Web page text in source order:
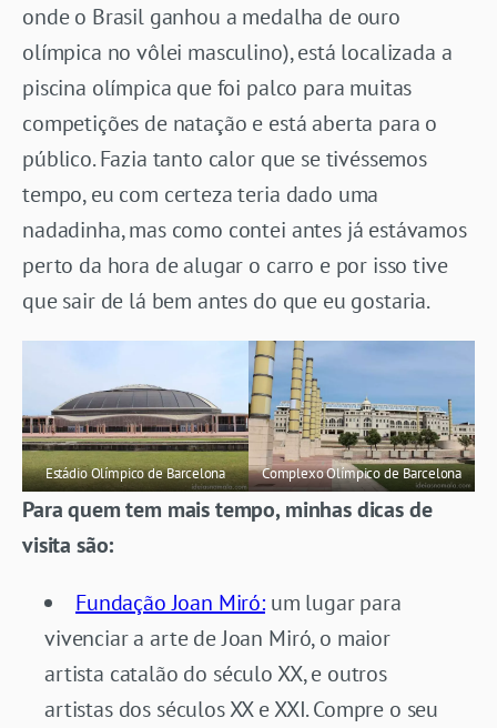
onde o Brasil ganhou a medalha de ouro
olímpica no vôlei masculino), está localizada a
piscina olímpica que foi palco para muitas
competições de natação e está aberta para o
público. Fazia tanto calor que se tivéssemos
tempo, eu com certeza teria dado uma
nadadinha, mas como contei antes já estávamos
perto da hora de alugar o carro e por isso tive
que sair de lá bem antes do que eu gostaria.
Estádio Olímpico de Barcelona Complexo Olímpico de Barcelona
Para quem tem mais tempo, minhas dicas de
visita são:
Fundação Joan Miró:um lugar para
vivenciar a arte de Joan Miró, o maior
artista catalão do século XX, e outros
artistas dos séculos XX e XXI. Compre o seu